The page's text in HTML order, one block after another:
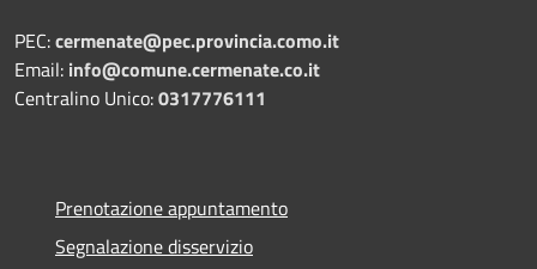
PEC:cermenate@pec.provincia.como.it
Email: info@comune.cermenate.co.it
Centralino Unico:0317776111
Prenotazione appuntamento
Segnalazione disservizio